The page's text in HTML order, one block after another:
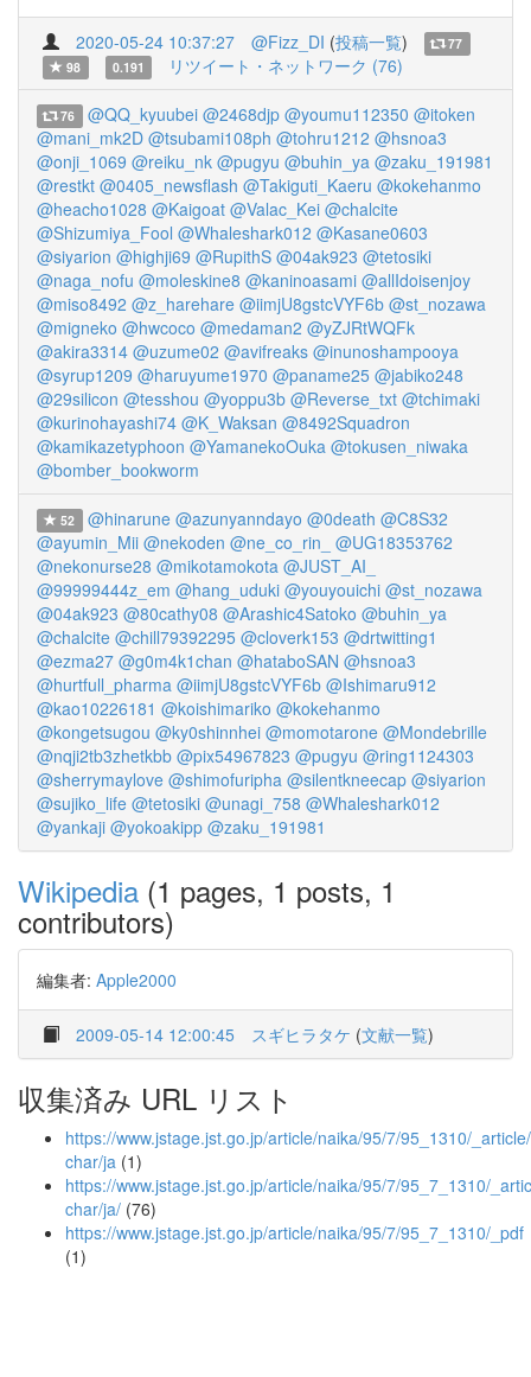
2020-05-24 10:37:27 @Fizz_DI (投稿一覧)
77
98
0.191 リツイート・ネットワーク (76)
76 @QQ_kyuubei @2468djp @youmu112350 @itoken
@mani_mk2D @tsubami108ph @tohru1212 @hsnoa3
@onji_1069 @reiku_nk @pugyu @buhin_ya @zaku_191981
@restkt @0405_newsflash @Takiguti_Kaeru @kokehanmo
@heacho1028 @Kaigoat @Valac_Kei @chalcite
@Shizumiya_Fool @Whaleshark012 @Kasane0603
@siyarion @highji69 @RupithS @04ak923 @tetosiki
@naga_nofu @moleskine8 @kaninoasami @allIdoisenjoy
@miso8492 @z_harehare @iimjU8gstcVYF6b @st_nozawa
@migneko @hwcoco @medaman2 @yZJRtWQFk
@akira3314 @uzume02 @avifreaks @inunoshampooya
@syrup1209 @haruyume1970 @paname25 @jabiko248
@29silicon @tesshou @yoppu3b @Reverse_txt @tchimaki
@kurinohayashi74 @K_Waksan @8492Squadron
@kamikazetyphoon @YamanekoOuka @tokusen_niwaka
@bomber_bookworm
52 @hinarune @azunyanndayo @0death @C8S32
@ayumin_Mii @nekoden @ne_co_rin_
@UG18353762
@nekonurse28 @mikotamokota @JUST_AI_
@99999444z_em @hang_uduki @youyouichi @st_nozawa
@04ak923 @80cathy08 @Arashic4Satoko @buhin_ya
@chalcite @chill79392295 @cloverk153 @drtwitting1
@ezma27 @g0m4k1chan @hataboSAN @hsnoa3
@hurtfull_pharma @iimjU8gstcVYF6b @Ishimaru912
@kao10226181 @koishimariko @kokehanmo
@kongetsugou @ky0shinnhei @momotarone @Mondebrille
@nqji2tb3zhetkbb @pix54967823 @pugyu @ring1124303
@sherrymaylove @shimofuripha @silentkneecap @siyarion
@sujiko_life @tetosiki @unagi_758 @Whaleshark012
@yankaji @yokoakipp @zaku_191981
Wikipedia (1 pages, 1 posts, 1
contributors)
編集者: Apple2000
2009-05-14 12:00:45 スギヒラタケ (文献一覧)
収集済み URL リスト
https://www.jstage.jst.go.jp/article/naika/95/7/95_1310/
char/ja (1)
https://www.jstage.jst.go.jp/article/naika/95/7/95_7_1310/
char/ja/ (76)
https://www.jstage.jst.go.jp/article/naika/95/7/95_7_1310/_pdf
(1)